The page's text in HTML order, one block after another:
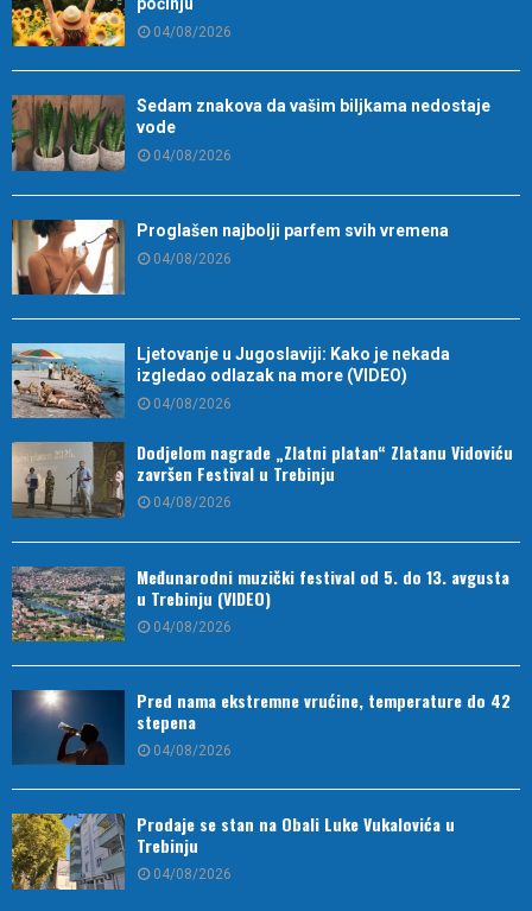
04/08/2026
Sedam znakova da vašim biljkama nedostaje
vode
04/08/2026
Proglašen najbolji parfem svih vremena
04/08/2026
Ljetovanje u Jugoslaviji: Kako je nekada
izgledao odlazak na more (VIDEO)
04/08/2026
Dodjelom nagrade „Zlatni platan“ Zlatanu Vidoviću
završen Festival u Trebinju
04/08/2026
Međunarodni muzički festival od 5. do 13. avgusta
u Trebinju (VIDEO)
04/08/2026
Pred nama ekstremne vrućine, temperature do 42
stepena
04/08/2026
Prodaje se stan na Obali Luke Vukalovića u
Trebinju
04/08/2026